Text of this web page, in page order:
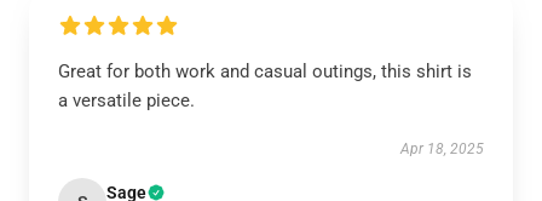
Great for both work and casual outings, this shirt is
a versatile piece.
Apr 18, 2025
Sage